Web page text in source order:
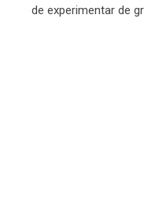
de experimentar de